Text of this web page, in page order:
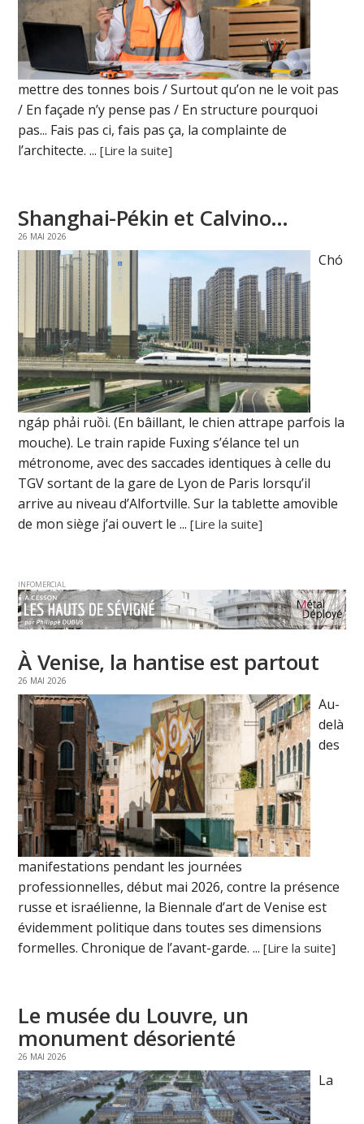
mettre des tonnes bois / Surtout qu’on ne le voit pas
/ En façade n’y pense pas / En structure pourquoi
pas... Fais pas ci, fais pas ça, la complainte de
l’architecte. ...[Lire la suite]
Shanghai-Pékin et Calvino…
26 MAI 2026
Chó
ngáp phải ruồi. (En bâillant, le chien attrape parfois la
mouche). Le train rapide Fuxing s’élance tel un
métronome, avec des saccades identiques à celle du
TGV sortant de la gare de Lyon de Paris lorsqu’il
arrive au niveau d’Alfortville. Sur la tablette amovible
de mon siège j’ai ouvert le ...[Lire la suite]
INFOMERCIAL
À Venise, la hantise est partout
26 MAI 2026
Au-
delà
des
manifestations pendant les journées
professionnelles, début mai 2026, contre la présence
russe et israélienne, la Biennale d’art de Venise est
évidemment politique dans toutes ses dimensions
formelles. Chronique de l’avant-garde. ...[Lire la suite]
Le musée du Louvre, un
monument désorienté
26 MAI 2026
La